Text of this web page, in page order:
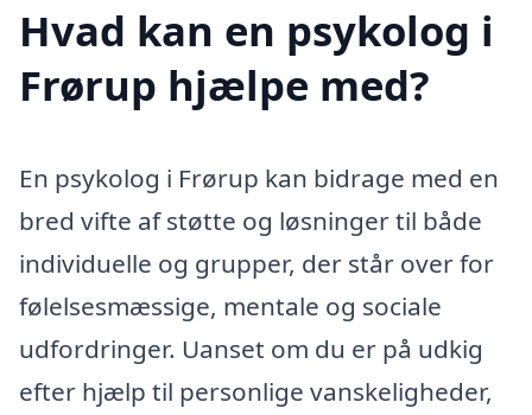
Hvad kan en psykolog i
Frørup hjælpe med?
En psykolog i Frørup kan bidrage med en
bred vifte af støtte og løsninger til både
individuelle og grupper, der står over for
følelsesmæssige, mentale og sociale
udfordringer. Uanset om du er på udkig
efter hjælp til personlige vanskeligheder,